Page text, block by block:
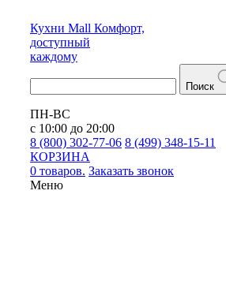
Кухни Mall Комфорт,
доступный
каждому
Поиск
ПН-ВС
с 10:00 до 20:00
8 (800) 302-77-06 8 (499) 348-15-11
КОРЗИНА
0 товаров. Заказать звонок
Меню